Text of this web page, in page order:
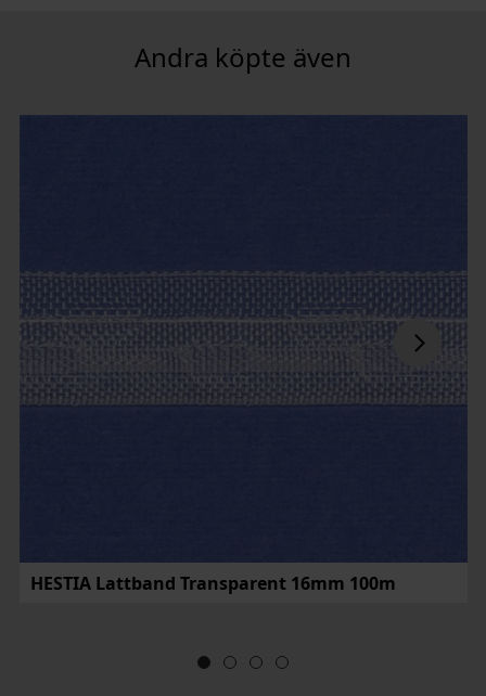
HESTIA Lattband Transparent 16mm 100m